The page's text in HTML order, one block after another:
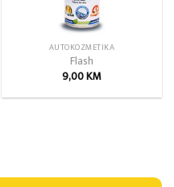
AUTOKOZMETIKA
Flash
9,00KM